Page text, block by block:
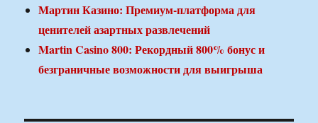
Мартин Казино: Премиум-платформа для
ценителей азартных развлечений
Martin Casino 800: Рекордный 800% бонус и
безграничные возможности для выигрыша